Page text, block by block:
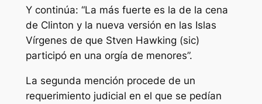
Y continúa: “La más fuerte es la de la cena
de Clinton y la nueva versión en las Islas
Vírgenes de que Stven Hawking (sic)
participó en una orgía de menores”.
La segunda mención procede de un
requerimiento judicial en el que se pedían